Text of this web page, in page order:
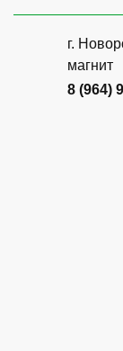
г.
магнит
8 (964)